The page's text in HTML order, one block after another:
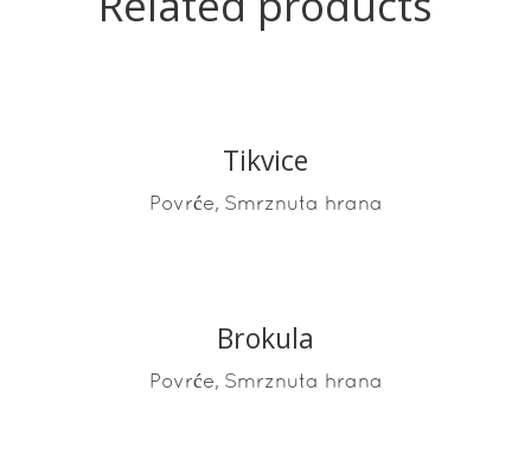
READ MORE
Tikvice
Povrće, Smrznuta hrana
READ MORE
Brokula
Povrće, Smrznuta hrana